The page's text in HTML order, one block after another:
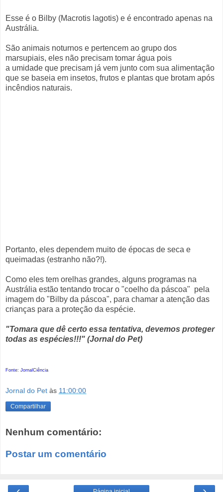
Esse é o Bilby (Macrotis lagotis) e é encontrado apenas na
Austrália.
São animais noturnos e pertencem ao grupo dos
marsupiais, eles não precisam tomar água pois
a umidade que precisam já vem junto com sua alimentação
que se baseia em insetos, frutos e plantas que brotam após
incêndios naturais.
Portanto, eles dependem muito de épocas de seca e
queimadas (estranho não?!).
Como eles tem orelhas grandes, alguns programas na
Austrália estão tentando trocar o "coelho da páscoa" pela
imagem do "Bilby da páscoa", para chamar a atenção das
crianças para a proteção da espécie.
"Tomara que dê certo essa tentativa, devemos proteger
todas as espécies!!!" (Jornal do Pet)
Fonte: JornalCiência
Jornal do Pet às 11:00:00
Compartilhar
Nenhum comentário:
Postar um comentário